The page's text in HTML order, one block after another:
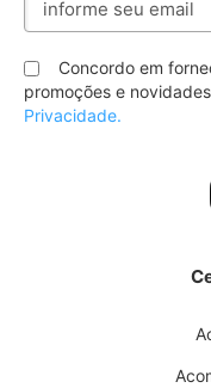
nossa
Newsletter:
Concordo em
promoções e
Privacidade.